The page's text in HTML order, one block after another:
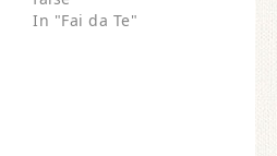
In "Fai da Te"